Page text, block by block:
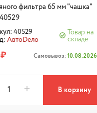
фильтра 65 мм "чашка"
40529
40529
АвтоDело
Товар на
складе
Самовывоз: 10.08.2026
В корзину